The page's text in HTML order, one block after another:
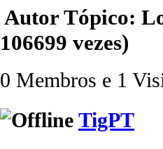
AutorTópico:
106699 vezes)
0 Membros e 1
TigPT